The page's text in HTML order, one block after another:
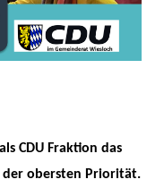
CDU Fraktion das
der obersten Priorität.